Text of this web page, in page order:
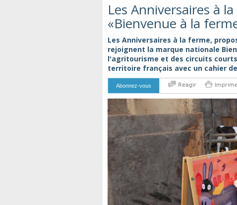
Les Anniversaires à
«Bienvenue à la
Les Anniversaires à la ferme,
rejoignent la marque nationale
l'agritourisme et des circuits
territoire français avec un cahier
Abonnez-vous Reagir